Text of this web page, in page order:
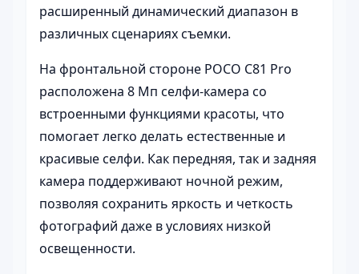
расширенный динамический диапазон в
различных сценариях съемки.
На фронтальной стороне POCO C81 Pro
расположена 8 Мп селфи-камера со
встроенными функциями красоты, что
помогает легко делать естественные и
красивые селфи. Как передняя, так и задняя
камера поддерживают ночной режим,
позволяя сохранить яркость и четкость
фотографий даже в условиях низкой
освещенности.